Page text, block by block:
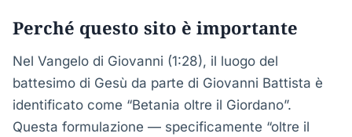
Perché questo sito è importante
Nel Vangelo di Giovanni (1:28), il luogo del
battesimo di Gesù da parte di Giovanni Battista è
identificato come “Betania oltre il Giordano”.
Questa formulazione — specificamente “oltre il